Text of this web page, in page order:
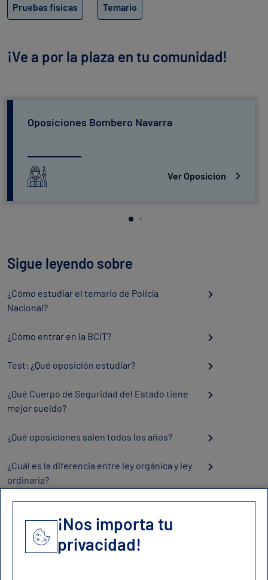
Pruebas físicas Temario
¡Ve a por la plaza en tu comunidad!
Oposiciones Bombero Navarra
Ver Oposición
Sigue leyendo sobre
¿Cómo estudiar el temario de Policía
Nacional?
¿Cómo entrar en la BCIT?
Test: ¿Qué oposición estudiar?
¿Qué Cuerpo de Seguridad del Estado tiene
mejor sueldo?
¿Qué oposiciones salen todos los años?
¿Cuál es la diferencia entre ley orgánica y ley
ordinaria?
Contacto
¡Nos importa tu
privacidad!